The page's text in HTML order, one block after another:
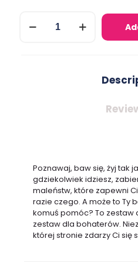
Light
Poznawaj, baw się, żyj tak
gdziekolwiek idziesz,
maleństw, które zapewni
razie czego. A może to Ty
komuś pomóc? To zestaw
zestaw dla bohaterów.
której stronie zdarzy Ci się